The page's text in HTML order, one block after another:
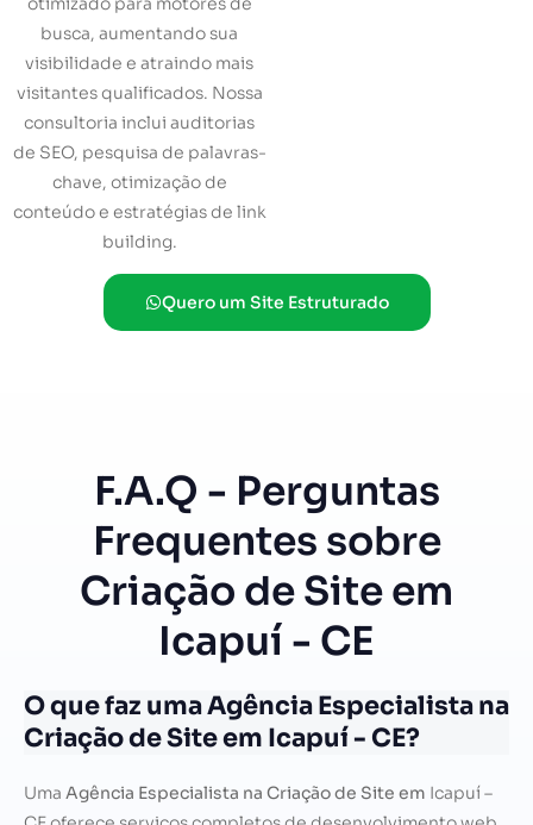
busca, aumentando sua
visibilidade e atraindo mais
visitantes qualificados. Nossa
consultoria inclui auditorias
de SEO, pesquisa de palavras-
chave, otimização de
conteúdo e estratégias de link
building.
Quero um Site Estruturado
F.A.Q - Perguntas
Frequentes sobre
Criação de Site em
Icapuí - CE
O que faz uma Agência Especialista na
Criação de Site em Icapuí - CE?
Uma Agência Especialista na Criação de Site em Icapuí –